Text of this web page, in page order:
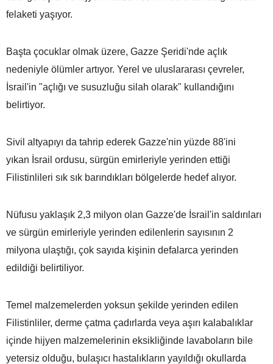
felaketi yaşıyor.
Başta çocuklar olmak üzere, Gazze Şeridi'nde açlık
nedeniyle ölümler artıyor. Yerel ve uluslararası çevreler,
İsrail'in "açlığı ve susuzluğu silah olarak" kullandığını
belirtiyor.
Sivil altyapıyı da tahrip ederek Gazze'nin yüzde 88'ini
yıkan İsrail ordusu, sürgün emirleriyle yerinden ettiği
Filistinlileri sık sık barındıkları bölgelerde hedef alıyor.
Nüfusu yaklaşık 2,3 milyon olan Gazze'de İsrail'in saldırıları
ve sürgün emirleriyle yerinden edilenlerin sayısının 2
milyona ulaştığı, çok sayıda kişinin defalarca yerinden
edildiği belirtiliyor.
Temel malzemelerden yoksun şekilde yerinden edilen
Filistinliler, derme çatma çadırlarda veya aşırı kalabalıklar
içinde hijyen malzemelerinin eksikliğinde lavaboların bile
yetersiz olduğu, bulaşıcı hastalıkların yayıldığı okullarda